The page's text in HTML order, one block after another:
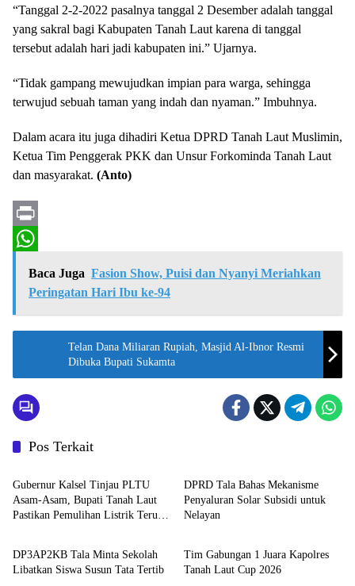
“Tanggal 2-2-2022 pasalnya tanggal 2 Desember adalah tanggal
yang sakral bagi Kabupaten Tanah Laut karena di tanggal
tersebut adalah hari jadi kabupaten ini.” Ujarnya.
“Tidak gampang mewujudkan impian para warga, sehingga
terwujud sebuah taman yang indah dan nyaman.” Imbuhnya.
Dalam acara itu juga dihadiri Ketua DPRD Tanah Laut Muslimin,
Ketua Tim Penggerak PKK dan Unsur Forkominda Tanah Laut
dan masyarakat. (Anto)
P
n
a
p
p
Baca Juga Fasion Show, Puisi dan Nyanyi Meriahkan
Peringatan Hari Ibu ke-94
Telan Dana Miliaran Rupiah, Masjid Al-Ibnor Resmi
Dibuka Bupati Sukamta
Pos Terkait
Tanah Laut
Gubernur Kalsel Tinjau PLTU
Asam-Asam, Bupati Tanah Laut
Pastikan Pemulihan Listrik Terus
DPRD Tala Bahas Mekanisme
Penyaluran Solar Subsidi untuk
Nelayan
Tanah Laut
DP3AP2KB Tala Minta Sekolah
Libatkan Siswa Susun Tata Tertib
Tanah Laut
Tim Gabungan 1 Juara Kapolres
Tanah Laut Cup 2026
Tanah Laut Tanah Laut